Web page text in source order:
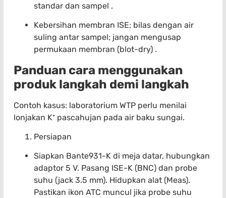
standar dan sampel .
Kebersihan membran ISE; bilas dengan air
suling antar sampel; jangan mengusap
permukaan membran (blot-dry) .
Panduan cara menggunakan
produk langkah demi langkah
Contoh kasus: laboratorium WTP perlu menilai
lonjakan K⁺ pascahujan pada air baku sungai.
Persiapan
Siapkan Bante931-K di meja datar, hubungkan
adaptor 5 V. Pasang ISE-K (BNC) dan probe
suhu (jack 3.5 mm). Hidupkan alat (Meas).
Pastikan ikon ATC muncul jika probe suhu